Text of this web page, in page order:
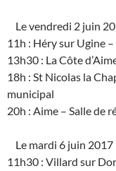
Le vendredi 2 juin
11h : Héry sur Ugine
13h30 : La Côte
18h : St Nicolas la
municipal
20h : Aime – Salle de
Le mardi 6 juin 2017
11h30 : Villard sur